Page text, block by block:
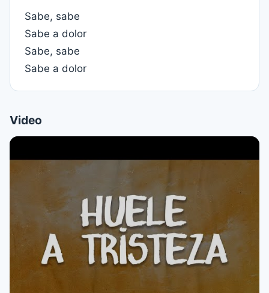
Sabe, sabe
Sabe a dolor
Sabe, sabe
Sabe a dolor
Video